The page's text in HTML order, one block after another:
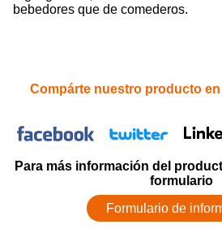
bebedores que de comederos.
Compárte nuestro producto
Para más información del
formulario
Formulario de